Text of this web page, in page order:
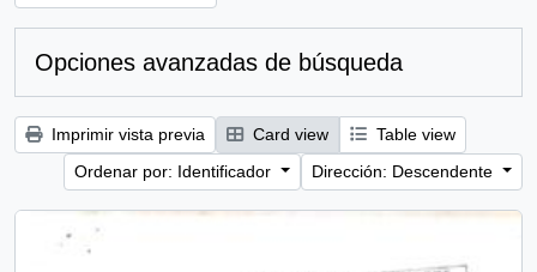
Opciones avanzadas de búsqueda
Imprimir vista previa Card view
Table view
Ordenar por: Identificador
Dirección: Descendente